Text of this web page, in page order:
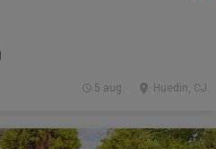
Huedin, CJ
5 aug.